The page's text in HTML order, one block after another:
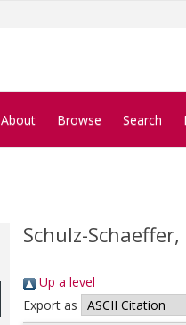
About Browse Search
Schulz-
Up a level
Export as